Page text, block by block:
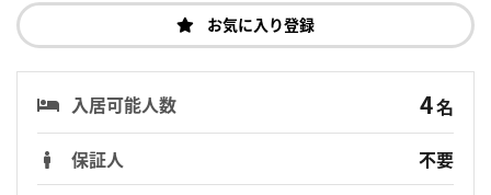
お気に入り登録
入居可能人数 4名
保証人
不要